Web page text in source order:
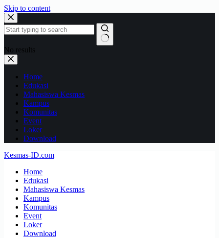
Skip to content
No results
Home
Edukasi
Mahasiswa Kesmas
Kampus
Komunitas
Event
Loker
Download
Kesmas-ID.com
Home
Edukasi
Mahasiswa Kesmas
Kampus
Komunitas
Event
Loker
Download